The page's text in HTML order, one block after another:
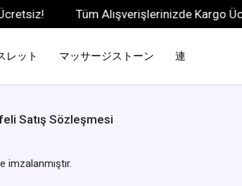
Tüm Alışverişlerinizde Kargo Ücretsiz!
レット マッサージストーン 連
Satış Sözleşmesi
imzalanmıştır.